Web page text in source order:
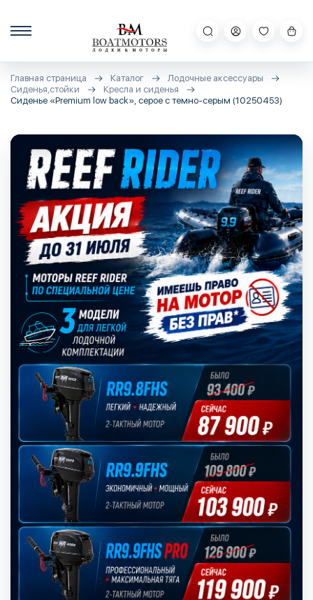
Главная страница Каталог
Лодочные аксессуары
Сиденья,стойки
Кресла и сиденья
Сиденье «Premium low back», серое с темно-серым (10250453)